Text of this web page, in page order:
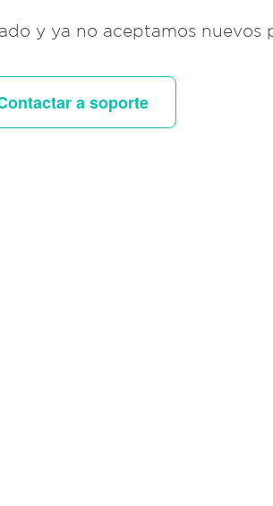
y ya no aceptamos nuevos
a soporte